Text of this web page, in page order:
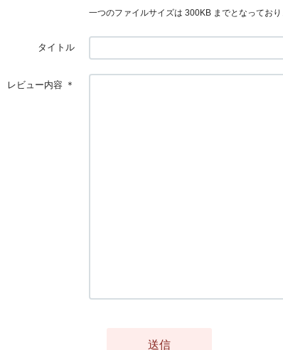
一つのファイルサイズは 300KB までとなっており
タイトル
レビュー内容 ＊